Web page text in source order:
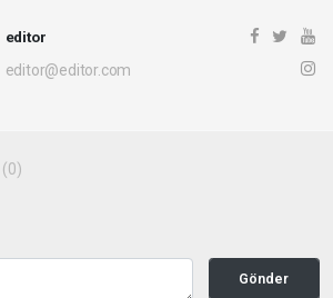
editor
editor@editor.com
(0)
Gönder